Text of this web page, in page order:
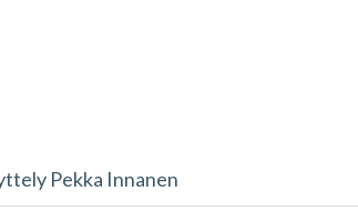
Pekka Innanen